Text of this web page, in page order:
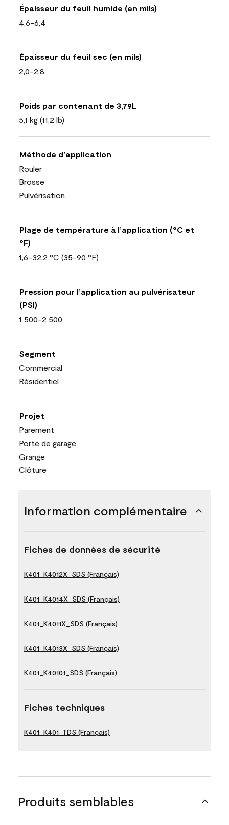
Épaisseur du feuil humide (en mils)
4,6-6,4
Épaisseur du feuil sec (en mils)
2,0-2,8
Poids par contenant de 3,79L
5,1 kg (11,2 lb)
Méthode d’application
Rouler
Brosse
Pulvérisation
Plage de température à l’application (°C et
°F)
1,6-32,2 °C (35-90 °F)
Pression pour l’application au pulvérisateur
(PSI)
1 500-2 500
Segment
Commercial
Résidentiel
Projet
Parement
Porte de garage
Grange
Clôture
Information complémentaire
Fiches de données de sécurité
K401_K4012X_SDS (Français)
K401_K4014X_SDS (Français)
K401_K4011X_SDS (Français)
K401_K4013X_SDS (Français)
K401_K40101_SDS (Français)
Fiches techniques
K401_K401_TDS (Français)
Produits semblables